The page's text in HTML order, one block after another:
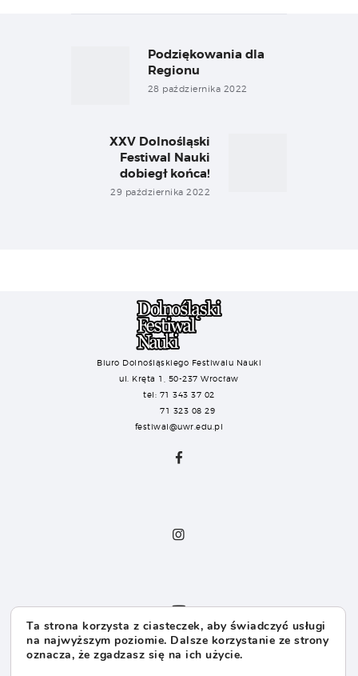
Previous
post:
Podziękowania dla
Regionu
28 października 2022
XXV Dolnośląski
Festiwal Nauki
dobiegł końca!
29 października 2022
Biuro Dolnośląskiego Festiwalu Nauki
ul. Kręta 1, 50-237 Wrocław
tel: 71 343 37 02
71 323 08 29
festiwal@uwr.edu.pl
Ta strona korzysta z ciasteczek, aby świadczyć usługi
na najwyższym poziomie. Dalsze korzystanie ze strony
oznacza, że zgadzasz się na ich użycie.